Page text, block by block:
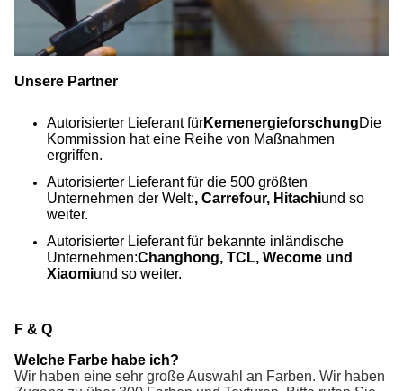
Unsere Partner
Autorisierter Lieferant fürKernenergieforschungDie
Kommission hat eine Reihe von Maßnahmen
ergriffen.
Autorisierter Lieferant für die 500 größten
Unternehmen der Welt:, Carrefour, Hitachiund so
weiter.
Autorisierter Lieferant für bekannte inländische
Unternehmen:Changhong, TCL, Wecome und
Xiaomiund so weiter.
F & Q
Welche Farbe habe ich?
Wir haben eine sehr große Auswahl an Farben. Wir haben